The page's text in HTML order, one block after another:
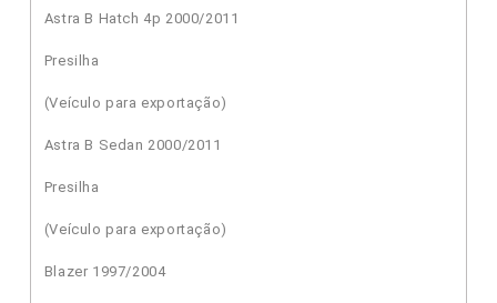
Astra B Hatch 4p 2000/2011
Presilha
(Veículo para exportação)
Astra B Sedan 2000/2011
Presilha
(Veículo para exportação)
Blazer 1997/2004